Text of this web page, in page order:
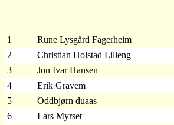
1 Rune Lysgård Fagerheim
2
Christian Holstad Lilleng
3
Jon Ivar Hansen
4
Erik Gravem
5
Oddbjørn duaas
6
Lars Myrset